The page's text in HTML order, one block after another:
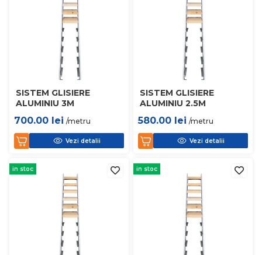
SISTEM GLISIERE
ALUMINIU 3M
700.00 lei /metru
Vezi detalii
SISTEM GLISIERE
ALUMINIU 2.5M
580.00 lei /metru
Vezi detalii
in stoc in stoc